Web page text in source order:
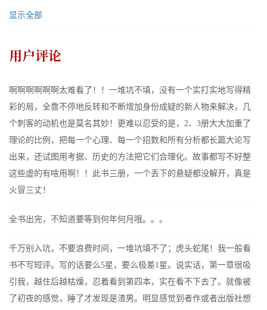
显示全部
用户评论
啊啊啊啊啊啊太难看了！！一堆坑不填，没有一个实打实地写得精
彩的局，全靠不停地反转和不断增加身份成疑的新人物来解决，几
个刺客的动机也是莫名其妙！更难以忍受的是，2、3册大大加重了
理论的比例，把每一个心理、每一个招数和所有分析都长篇大论写
出来，还试图用考据、历史的方法把它们合理化。故事都写不好整
这些虚的有啥用啊！！此书三册，一个丢下的悬疑都没解开，真是
火冒三丈！
全书出完，不知道要等到何年何月哦。。。
千万别入坑，不要浪费时间，一堆坑填不了；虎头蛇尾！我一般看
书不写短评。写的话要么5星，要么极差1星。说实话，第一章很吸
引我，越住后越枯燥，忍着看到第四本，实在看不下去了。就像被
了初夜的感觉，睡了才发现是渣男。明显感觉到者作或者出版社想